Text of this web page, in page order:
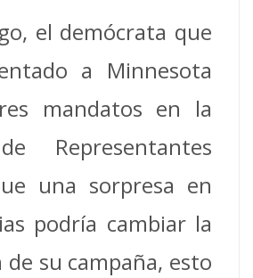
el demócrata que
a Minnesota
mandatos en la
Representantes
una sorpresa en
podría cambiar la
de su campaña, esto